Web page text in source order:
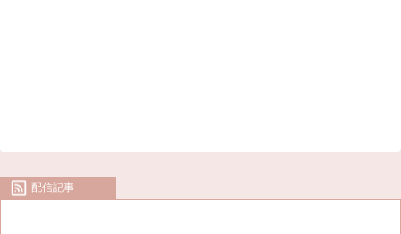
配信記事